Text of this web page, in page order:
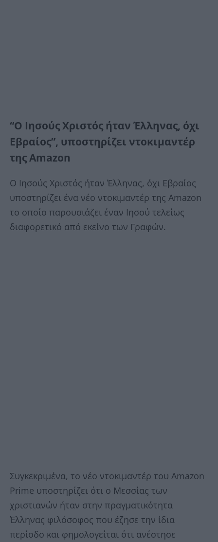
“Ο Ιησούς Χριστός ήταν Έλληνας, όχι
Εβραίος”, υποστηρίζει ντοκιμαντέρ
της Amazon
Ο Ιησούς Χριστός ήταν Έλληνας, όχι Εβραίος
υποστηρίζει ένα νέο ντοκιμαντέρ της Αmazon
το οποίο παρουσιάζει έναν Ιησού τελείως
διαφορετικό από εκείνο των Γραφών.
Συγκεκριμένα, το νέο ντοκιμαντέρ του Amazon
Prime υποστηρίζει ότι ο Μεσσίας των
χριστιανών ήταν στην πραγματικότητα
Έλληνας φιλόσοφος που έζησε την ίδια
περίοδο και φημολογείται ότι ανέστησε